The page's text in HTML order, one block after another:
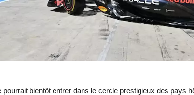
pourrait bientôt entrer dans le cercle prestigieux des pays